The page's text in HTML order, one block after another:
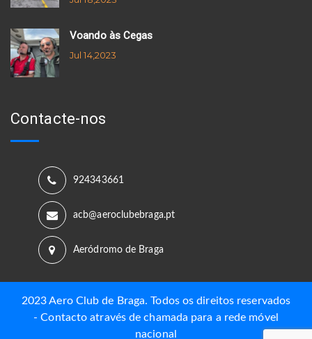
Voando às Cegas
Jul 14,2023
Contacte-nos
924343661
acb@aeroclubebraga.pt
Aeródromo de Braga
2023 Aero Club de Braga. Todos os direitos reservados
- Contacto através de chamada para a rede móvel
nacional